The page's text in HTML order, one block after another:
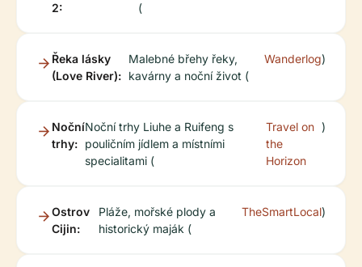
2:
(
Řeka lásky
(Love River):
Malebné břehy řeky,
kavárny a noční život (
Wanderlog)
Noční
trhy:
Noční trhy Liuhe a Ruifeng s
pouličním jídlem a místními
specialitami (
Travel on
the
Horizon
)
Ostrov
Cijin:
Pláže, mořské plody a
historický maják (
TheSmartLocal)